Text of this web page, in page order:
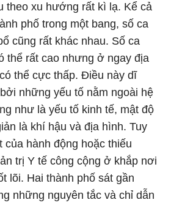
theo xu hướng rất kì lạ. Kể cả
phố trong một bang, số ca
cũng rất khác nhau. Số ca
thể rất cao nhưng ở ngay địa
thể cực thấp. Điều này dĩ
những yếu tố nằm ngoài hệ
như là yếu tố kinh tế, mật độ
là khí hậu và địa hình. Tuy
của hành động hoặc thiếu
trị Y tế công cộng ở khắp nơi
lõi. Hai thành phố sát gần
những nguyên tắc và chỉ dẫn